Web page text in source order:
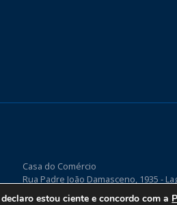
Casa do Comércio
Rua Padre João Damasceno, 1935 -
Nova CEP 59075-760
estou ciente e concordo com a